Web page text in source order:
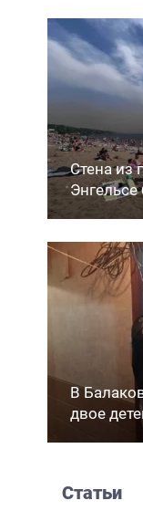
Стена из
Энгельсе
В
двое
Статьи